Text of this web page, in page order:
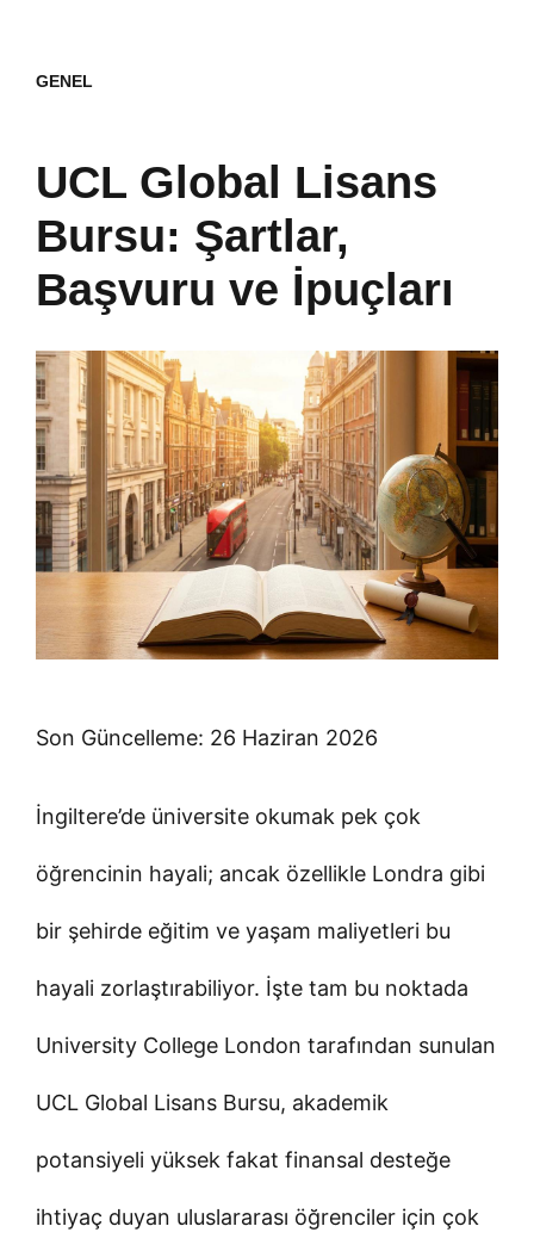
GENEL
UCL Global Lisans
Bursu: Şartlar,
Başvuru ve İpuçları
Son Güncelleme: 26 Haziran 2026
İngiltere’de üniversite okumak pek çok
öğrencinin hayali; ancak özellikle Londra gibi
bir şehirde eğitim ve yaşam maliyetleri bu
hayali zorlaştırabiliyor. İşte tam bu noktada
University College London tarafından sunulan
UCL Global Lisans Bursu, akademik
potansiyeli yüksek fakat finansal desteğe
ihtiyaç duyan uluslararası öğrenciler için çok